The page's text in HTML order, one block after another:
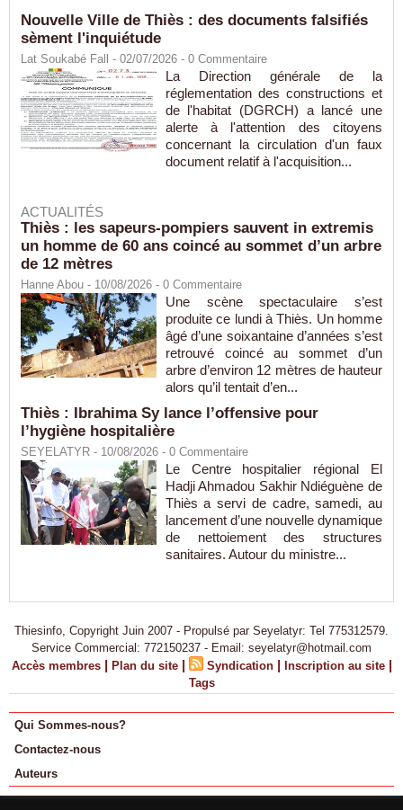
Nouvelle Ville de Thiès : des documents falsifiés
sèment l'inquiétude
Lat Soukabé Fall - 02/07/2026 - 0 Commentaire
La Direction générale de la
réglementation des constructions et
de l'habitat (DGRCH) a lancé une
alerte à l'attention des citoyens
concernant la circulation d'un faux
document relatif à l'acquisition...
ACTUALITÉS
Thiès : les sapeurs-pompiers sauvent in extremis
un homme de 60 ans coincé au sommet d’un arbre
de 12 mètres
Hanne Abou - 10/08/2026 - 0 Commentaire
Une scène spectaculaire s’est
produite ce lundi à Thiès. Un homme
âgé d’une soixantaine d’années s’est
retrouvé coincé au sommet d’un
arbre d’environ 12 mètres de hauteur
alors qu’il tentait d’en...
Thiès : Ibrahima Sy lance l’offensive pour
l’hygiène hospitalière
SEYELATYR - 10/08/2026 - 0 Commentaire
Le Centre hospitalier régional El
Hadji Ahmadou Sakhir Ndiéguène de
Thiès a servi de cadre, samedi, au
lancement d’une nouvelle dynamique
de nettoiement des structures
sanitaires. Autour du ministre...
Thiesinfo, Copyright Juin 2007 - Propulsé par Seyelatyr: Tel 775312579.
Service Commercial: 772150237 - Email: seyelatyr@hotmail.com
Accès membres | Plan du site | Syndication | Inscription au site |
Tags
Qui Sommes-nous?
Contactez-nous
Auteurs